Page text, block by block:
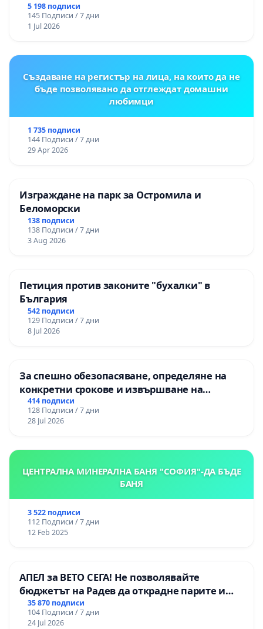
Радомир
5 198 подписи
145 Подписи / 7 дни
1 Jul 2026
Създаване на регистър на лица, на които да не
бъде позволявано да отглеждат домашни
любимци
1 735 подписи
144 Подписи / 7 дни
29 Apr 2026
Изграждане на парк за Остромила и
Беломорски
138 подписи
138 Подписи / 7 дни
3 Aug 2026
Петиция против законите "бухалки" в
България
542 подписи
129 Подписи / 7 дни
8 Jul 2026
За спешно обезопасяване, определяне на
конкретни срокове и извършване на
цялостна рехабилитация на
републиканския път между пътен възел АМ
„Тракия“ - гр. Ихтиман - с. Мирово - к.к.
414 подписи
128 Подписи / 7 дни
28 Jul 2026
ЦЕНТРАЛНА МИНЕРАЛНА БАНЯ "СОФИЯ"-ДА БЪДЕ
БАНЯ
3 522 подписи
112 Подписи / 7 дни
12 Feb 2025
АПЕЛ за ВЕТО СЕГА! Не позволявайте
бюджетът на Радев да открадне парите и
правата ни в тъмното
35 870 подписи
104 Подписи / 7 дни
24 Jul 2026